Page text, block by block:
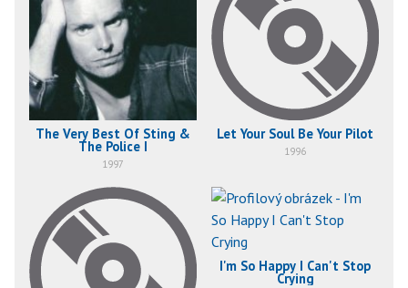
The Very Best Of Sting &
The Police I
1997
Let Your Soul Be Your Pilot
1996
I'm So Happy I Can't Stop
Crying